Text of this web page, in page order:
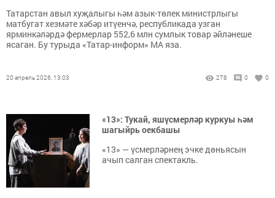
Татарстан авыл хуҗалыгы һәм азык-төлек министрлыгы
матбугат хезмәте хәбәр итүенчә, республикада узган
ярминкәләрдә фермерлар 552,6 млн сумлык товар әйләнеше
ясаган. Бу турыда «Татар-информ» МА яза.
20 апрель 2026, 13:03 278 0 0
«13»: Тукай, яшүсмерләр куркуы һәм
шагыйрь оекбашы
«13» — үсмерләрнең эчке дөньясын
ачып салган спектакль.